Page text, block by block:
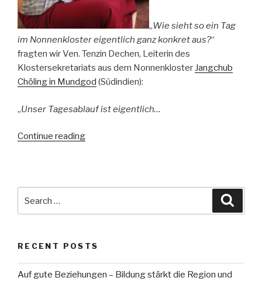
„Wie sieht so ein Tag
im Nonnenkloster eigentlich ganz konkret aus?“
fragten wir Ven. Tenzin Dechen, Leiterin des
Klostersekretariats aus dem Nonnenkloster Jangchub
Chöling in Mundgod (Südindien):
„Unser Tagesablauf ist eigentlich…
Continue reading“Beten,
Nonnen!”
for:
RECENT POSTS
Auf gute Beziehungen – Bildung stärkt die Region und